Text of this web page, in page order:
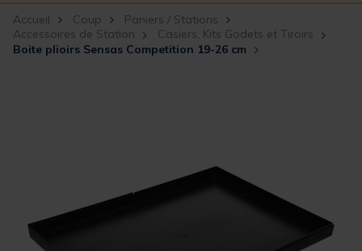
Accueil Coup
Paniers / Stations
Accessoires de Station
Casiers, Kits Godets et Tiroirs
Boite plioirs Sensas Competition 19-26 cm